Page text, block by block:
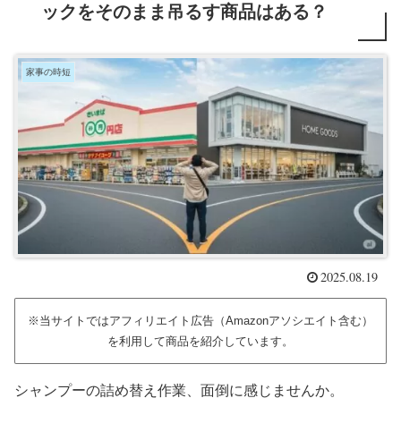
ックをそのまま吊るす商品はある？
家事の時短
2025.08.19
※当サイトではアフィリエイト広告（Amazonアソシエイト含む）
を利用して商品を紹介しています。
シャンプーの詰め替え作業、面倒に感じませんか。